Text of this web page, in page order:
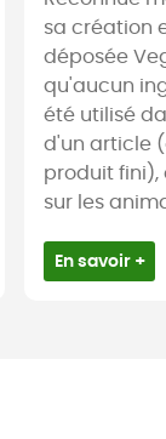
sa création
déposée
qu'aucun
été utilisé
d'un article
produit fini),
sur les
En savoir +